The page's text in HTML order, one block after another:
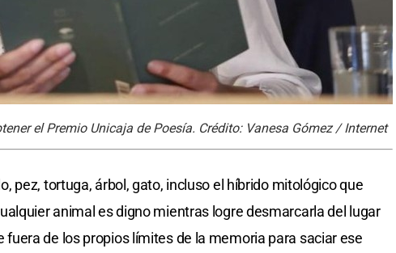
el Premio Unicaja de Poesía. Crédito: Vanesa Gómez / Internet
pez, tortuga, árbol, gato, incluso el híbrido mitológico que
animal es digno mientras logre desmarcarla del lugar
de los propios límites de la memoria para saciar ese